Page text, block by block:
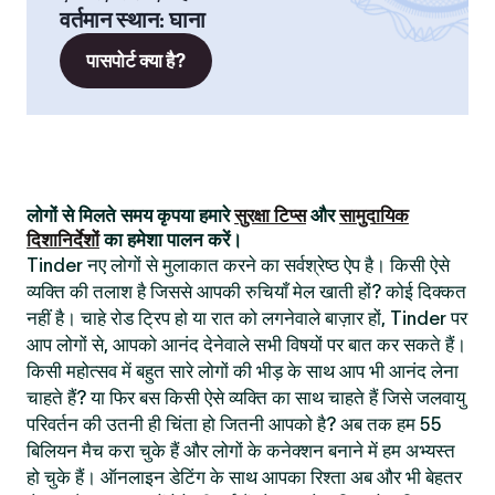
वर्तमान स्थान:घाना
पासपोर्ट क्या है?
लोगों से मिलते समय कृपया हमारेसुरक्षा टिप्सऔरसामुदायिक
दिशानिर्देशोंका हमेशा पालन करें।
Tinder नए लोगों से मुलाकात करने का सर्वश्रेष्ठ ऐप है। किसी ऐसे
व्यक्ति की तलाश है जिससे आपकी रुचियाँ मेल खाती हों? कोई दिक्कत
नहीं है। चाहे रोड ट्रिप हो या रात को लगनेवाले बाज़ार हों, Tinder पर
आप लोगों से, आपको आनंद देनेवाले सभी विषयों पर बात कर सकते हैं।
किसी महोत्सव में बहुत सारे लोगों की भीड़ के साथ आप भी आनंद लेना
चाहते हैं? या फिर बस किसी ऐसे व्यक्ति का साथ चाहते हैं जिसे जलवायु
परिवर्तन की उतनी ही चिंता हो जितनी आपको है? अब तक हम 55
बिलियन मैच करा चुके हैं और लोगों के कनेक्शन बनाने में हम अभ्यस्त
हो चुके हैं। ऑनलाइन डेटिंग के साथ आपका रिश्ता अब और भी बेहतर